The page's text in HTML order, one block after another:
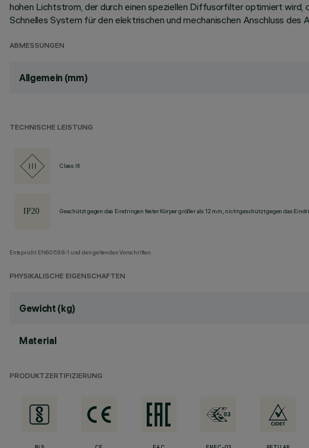
hohen Lichtstrom, der durch einen speziellen Diffusorfilter optimiert wird,
Schnelles System für den elektrischen und mechanischen Anschluss des
ABMESSUNGEN
Allgemein (mm)
TECHNISCHE LEISTUNG
Class III
Geschützt gegen das Eindringen fester Körper größer als 12 mm, nicht geschützt gegen das
Entspricht EN60598-1 und den geltenden Vorschriften.
PHYSIKALISCHE EIGENSCHAFTEN
Gewicht (kg)
Material
PRODUKTZERTIFIZIERUNG